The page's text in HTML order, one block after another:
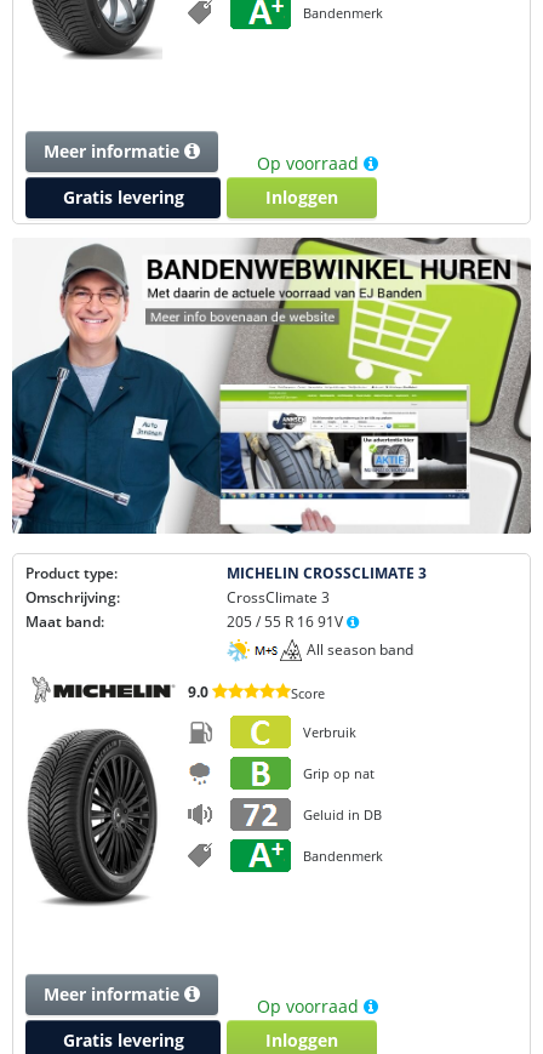
Bandenmerk
Op voorraad
Inloggen
Meer informatie
Gratis levering
Product type:
MICHELIN CROSSCLIMATE 3
Omschrijving:
CrossClimate 3
Maat band:
205 / 55 R 16 91V
All season band
9.0 Score
Verbruik
Grip op nat
Geluid in DB
Bandenmerk
Op voorraad
Inloggen
Meer informatie
Gratis levering